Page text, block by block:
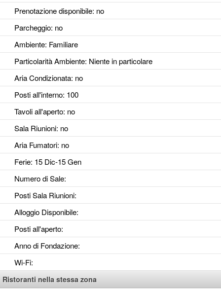
Prenotazione disponibile: no
Parcheggio: no
Ambiente: Familiare
Particolarità Ambiente: Niente in particolare
Aria Condizionata: no
Posti all'interno: 100
Tavoli all'aperto: no
Sala Riunioni: no
Aria Fumatori: no
Ferie: 15 Dic-15 Gen
Numero di Sale:
Posti Sala Riunioni:
Alloggio Disponibile:
Posti all'aperto:
Anno di Fondazione:
Wi-Fi:
Ristoranti nella stessa zona